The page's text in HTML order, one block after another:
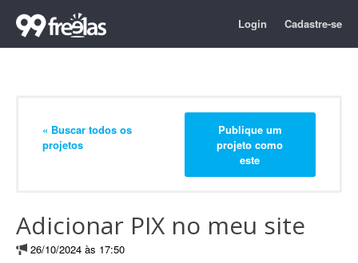
Login Cadastre-se
« Buscar todos os
projetos
Publique um
projeto como
este
Adicionar PIX no meu site
26/10/2024 às 17:50